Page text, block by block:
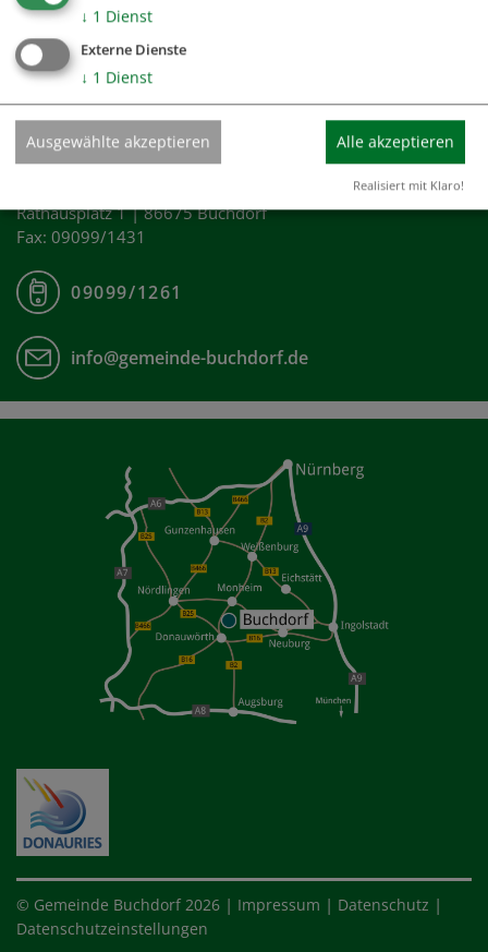
Rathausplatz 1 | 86675 Buchdorf
Fax: 09099/1431
09099/1261
info@gemeinde-buchdorf.de
© Gemeinde Buchdorf 2026 | Impressum | Datenschutz |
Datenschutzeinstellungen
↓ 1 Dienst
Externe Dienste
↓ 1 Dienst
Ausgewählte akzeptieren Alle akzeptieren
Realisiert mit Klaro!